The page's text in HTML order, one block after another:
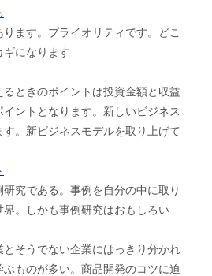
ます。プライオリティです。どこ
ギになります
ときのポイントは投資金額と収益
ントとなります。新しいビジネス
。新ビジネスモデルを取り上げて
究である。事例を自分の中に取り
。しかも事例研究はおもしろい
そうでない企業にはっきり分かれ
ものが多い。商品開発のコツに迫